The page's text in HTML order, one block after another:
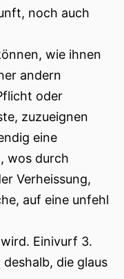
noch auch
wie ihnen
andern
oder
zuzueignen
eine
wos durch
Verheissung,
auf eine unfehl
Einivurf 3.
die glaus